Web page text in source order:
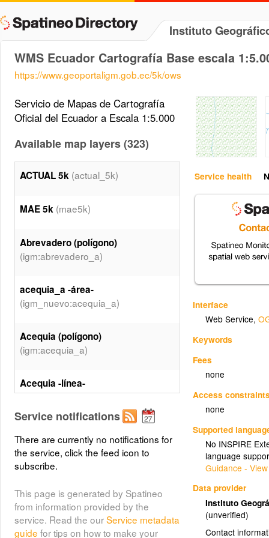
Instituto
WMS Ecuador Cartografía Base escala
https://www.geoportaligm.gob.ec/5k/ows
Service health
Interface
Web Service,
Keywords
Fees
none
Access
none
Supported
No INSPIRE
language
Guidance -
Data provider
Instituto
(unverified)
Contact
Servicio de Mapas de Cartografía
Oficial del Ecuador a Escala 1:5.000
Available map layers (323)
ACTUAL 5k (actual_5k)
MAE 5k (mae5k)
Abrevadero (polígono)
(igm:abrevadero_a)
acequia_a -área-
(igm_nuevo:acequia_a)
Acequia (polígono)
(igm:acequia_a)
Acequia -línea-
(igm_nuevo:acequia_l)
Acueducto_canal -área-
Acueducto canal (polígono)
(igm:acueducto_canal_a)
Service notifications
There are currently no notifications for
the service, click the feed icon to
subscribe.
This page is generated by Spatineo
from information provided by the
service. Read the ourService metadata
guide for tips on how to make your